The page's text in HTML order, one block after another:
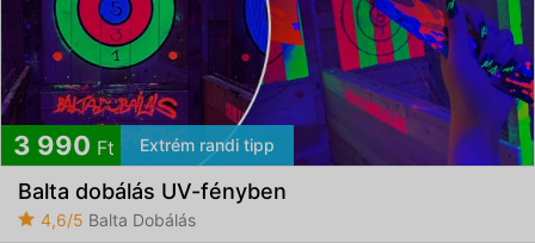
3 990 Ft Extrém randi tipp
Balta dobálás UV-fényben
4,6/5 Balta Dobálás